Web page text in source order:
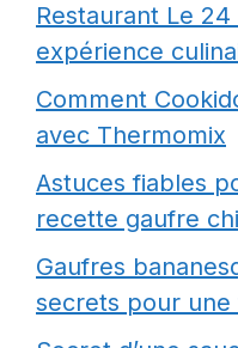
Restaurant Le 24
expérience
Comment
avec Thermomix
Astuces fiables
recette gaufre
Gaufres
secrets pour